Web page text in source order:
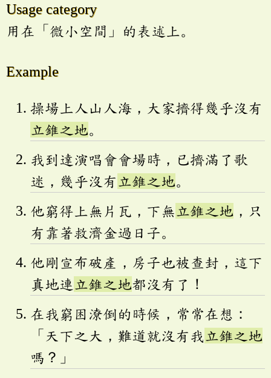
Usage category
用在「微小空間」的表述上。
Example
操場上人山人海，大家擠得幾乎沒有
立錐之地。
我到達演唱會會場時，已擠滿了歌
迷，幾乎沒有立錐之地。
他窮得上無片瓦，下無立錐之地 ，只
有靠著救濟金過日子。
他剛宣布破產，房子也被查封，這下
真地連立錐之地都沒有了！
在我窮困潦倒的時候，常常在想：
「天下之大，難道就沒有我立錐之地
嗎？」